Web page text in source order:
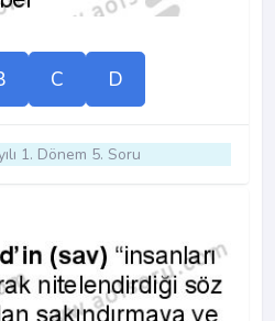
C D
1. Dönem 5. Soru